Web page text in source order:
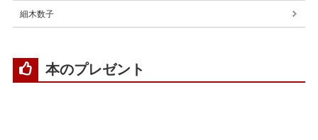
細木数子
本のプレゼント